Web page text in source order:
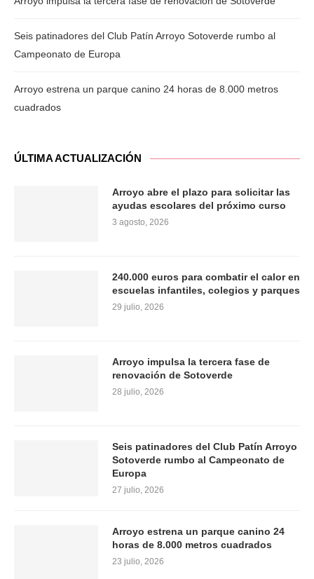
Seis patinadores del Club Patín Arroyo Sotoverde rumbo al
Campeonato de Europa
Arroyo estrena un parque canino 24 horas de 8.000 metros
cuadrados
ÚLTIMA ACTUALIZACIÓN
Arroyo abre el plazo para solicitar las
ayudas escolares del próximo curso
3 agosto, 2026
240.000 euros para combatir el calor en
escuelas infantiles, colegios y parques
29 julio, 2026
Arroyo impulsa la tercera fase de
renovación de Sotoverde
28 julio, 2026
Seis patinadores del Club Patín Arroyo
Sotoverde rumbo al Campeonato de
Europa
27 julio, 2026
Arroyo estrena un parque canino 24
horas de 8.000 metros cuadrados
23 julio, 2026